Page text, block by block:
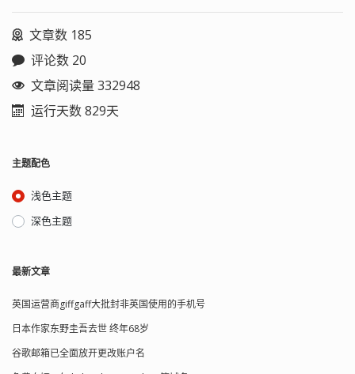
文章数 185
评论数 20
文章阅读量 332948
运行天数 829天
主题配色
浅色主题
深色主题
最新文章
英国运营商giffgaff大批封非英国使用的手机号
日本作家东野圭吾去世 终年68岁
谷歌邮箱已全面放开更改账户名